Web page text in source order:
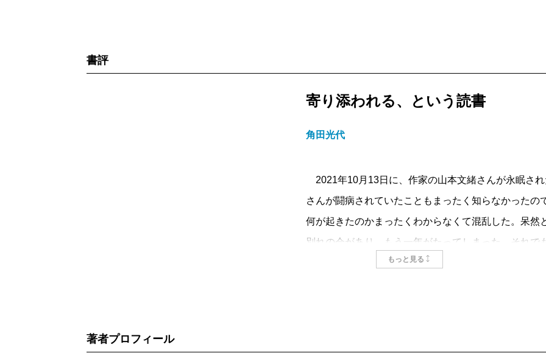
書評
寄り添われる、という読書
角田光代
2021年10月13日に、作家の山本文緒さんが永眠さ
さんが闘病されていたこともまったく知らなかった
何が起きたのかまったくわからなくて混乱した。呆然
別れの会があり、もう一年がたってしまった。それで
の文緒さんが、闘病の日々を書いた日記が本書である。
もっと見る
著者プロフィール